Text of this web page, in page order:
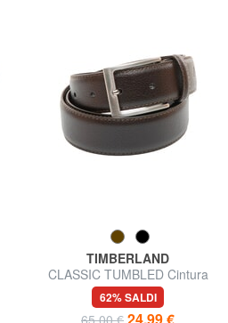
TIMBERLAND
CLASSIC TUMBLED Cintura
in pelle accorciabile
62% SALDI
65,00 € 24,99 €